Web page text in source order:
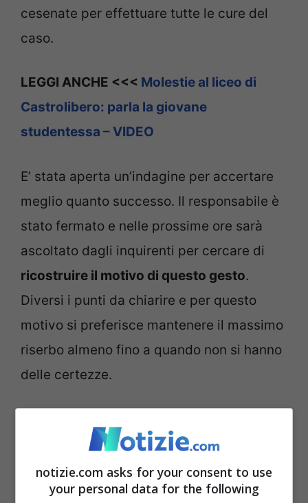
cesenate per effettuare tutte le cure del
caso.
LEGGI ANCHE <<< Molestie al liceo di
Castrolibero: parla la giovane
studentessa – VIDEO
E’ stata aperta un’indagine per accertare
meglio quanto successo. Il responsabile è
stato fermato e nelle prossime ore sarà
ascoltato dagli inquirenti per cercare di
ricostruire il motivo di questo gesto.
Diversi i punti da chiarire e per questo
motivo si preferisce mantenere il massimo
riserbo almeno fino a quando non si hanno
delle certezze.
Studente accoltellato a
Rimini, la ricostruzione
notizie.com asks for your consent to use
your personal data for the following